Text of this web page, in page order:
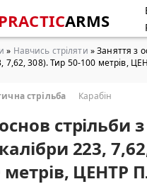
PRACTICARMS
» Навчись стріляти » Заняття з
7,62, 308). Тир 50-100 метрів,
стрільба Карабін
стрільби з
223,
метрів, ЦЕНТР